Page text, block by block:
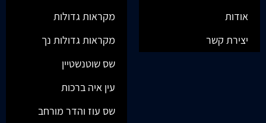
אודות
יצירת קשר
מקראות גדולות
מקראות גדולות נך
שס שוטנשטיין
עין איה ברכות
שס עוז והדר מורחב